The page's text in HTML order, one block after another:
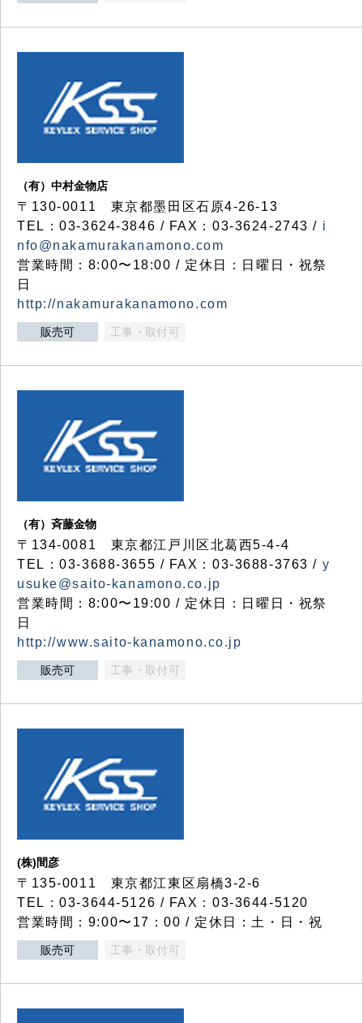
（有）中村金物店
〒130-0011 東京都墨田区石原4-26-13
TEL：03-3624-3846 / FAX：03-3624-2743 / i
nfo@nakamurakanamono.com
営業時間：8:00〜18:00 / 定休日：日曜日・祝祭
日
http://nakamurakanamono.com
販売可 工事・取付可
（有）斉藤金物
〒134-0081 東京都江戸川区北葛西5-4-4
TEL：03-3688-3655 / FAX：03-3688-3763 / y
usuke@saito-kanamono.co.jp
営業時間：8:00〜19:00 / 定休日：日曜日・祝祭
日
http://www.saito-kanamono.co.jp
販売可 工事・取付可
(株)間彦
〒135-0011 東京都江東区扇橋3-2-6
TEL：03-3644-5126 / FAX：03-3644-5120
営業時間：9:00〜17：00 / 定休日：土・日・祝
販売可 工事・取付可